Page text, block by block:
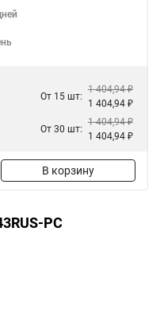
От 15 шт:
1 404,94 ₽
1 404,94 ₽
От 30 шт:
1 404,94 ₽
1 404,94 ₽
В корзину
PC